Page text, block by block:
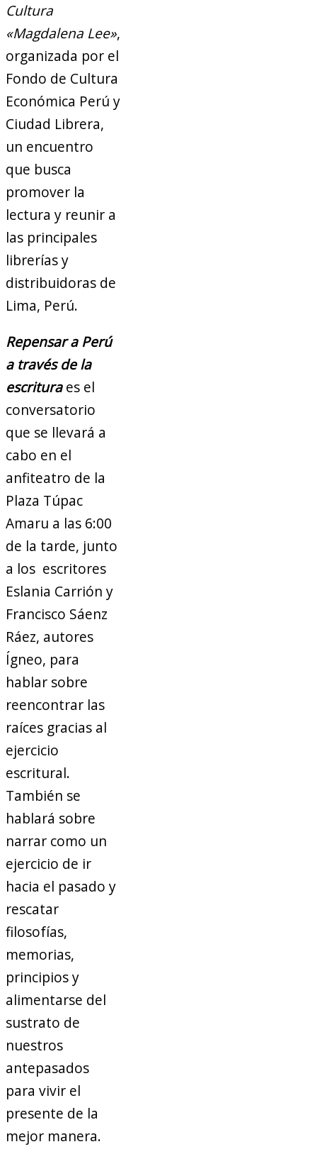
Cultura
«Magdalena Lee»,
organizada por el
Fondo de Cultura
Económica Perú y
Ciudad Librera,
un encuentro
que busca
promover la
lectura y reunir a
las principales
librerías y
distribuidoras de
Lima, Perú.
Repensar a Perú
a través de la
escrituraes el
conversatorio
que se llevará a
cabo en el
anfiteatro de la
Plaza Túpac
Amaru a las 6:00
de la tarde, junto
a los escritores
Eslania Carrión y
Francisco Sáenz
Ráez, autores
Ígneo, para
hablar sobre
reencontrar las
raíces gracias al
ejercicio
escritural.
También se
hablará sobre
narrar como un
ejercicio de ir
hacia el pasado y
rescatar
filosofías,
memorias,
principios y
alimentarse del
sustrato de
nuestros
antepasados
para vivir el
presente de la
mejor manera.